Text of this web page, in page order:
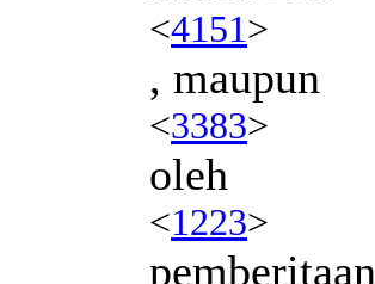
<4151>
, maupun
<3383>
oleh
<1223>
pemberitaan